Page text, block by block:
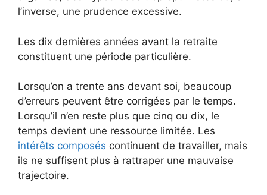
l’inverse, une prudence excessive.
Les dix dernières années avant la retraite
constituent une période particulière.
Lorsqu’on a trente ans devant soi, beaucoup
d’erreurs peuvent être corrigées par le temps.
Lorsqu’il n’en reste plus que cinq ou dix, le
temps devient une ressource limitée. Les
intérêts composés continuent de travailler, mais
ils ne suffisent plus à rattraper une mauvaise
trajectoire.